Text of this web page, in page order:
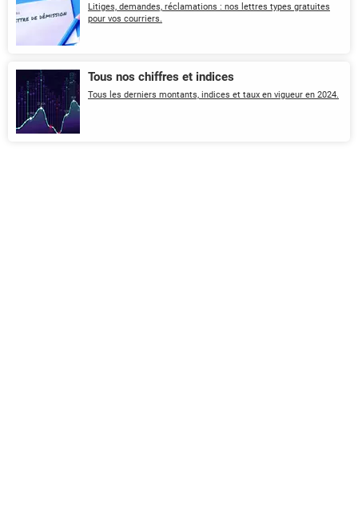
Litiges, demandes, réclamations : nos lettres types gratuites
pour vos courriers.
Tous nos chiffres et indices
Tous les derniers montants, indices et taux en vigueur en 2024.